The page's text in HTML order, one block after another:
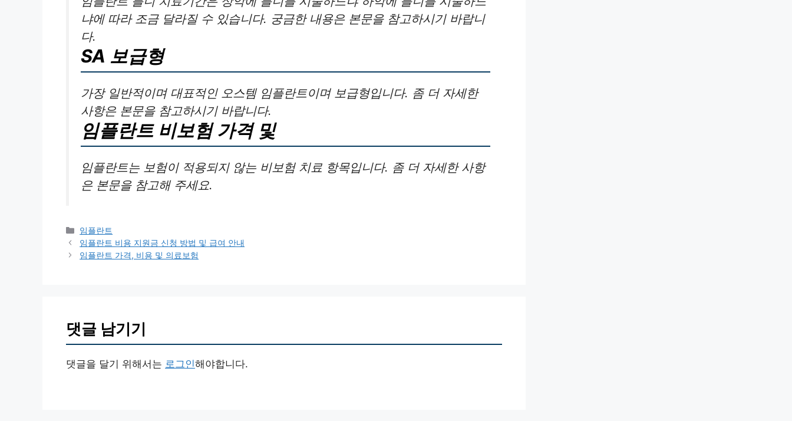
냐에 따라 조금 달라질 수 있습니다. 궁금한 내용은 본문을 참고하시기 바랍니
다.
SA 보급형
가장 일반적이며 대표적인 오스템 임플란트이며 보급형입니다. 좀 더 자세한
사항은 본문을 참고하시기 바랍니다.
임플란트 비보험 가격 및
임플란트는 보험이 적용되지 않는 비보험 치료 항목입니다. 좀 더 자세한 사항
은 본문을 참고해 주세요.
카
테
고
임플란트
임플란트 비용 지원금 신청 방법 및 급여 안내
임플란트 가격, 비용 및 의료보험
댓글 남기기
댓글을 달기 위해서는 로그인해야합니다.